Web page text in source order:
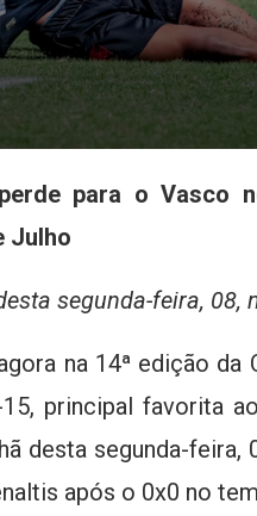
para o Vasco
Julho
segunda-feira, 08,
na 14ª edição
principal favorita
desta segunda-
após o 0x0 no